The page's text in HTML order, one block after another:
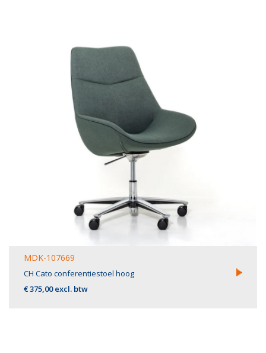
MDK-107669
CH Cato conferentiestoel hoog
€ 375,00 excl. btw